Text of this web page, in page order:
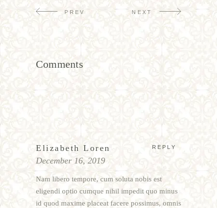
PREV NEXT
Comments
Elizabeth Loren REPLY
December 16, 2019
Nam libero tempore, cum soluta nobis est
eligendi optio cumque nihil impedit quo minus
id quod maxime placeat facere possimus, omnis